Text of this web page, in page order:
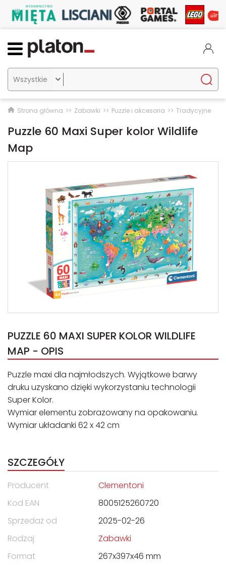

Strona główna Zabawki Puzzle i akcesoria Tradycyjne
Puzzle 60 Maxi Super kolor Wildlife
Map
PUZZLE 60 MAXI SUPER KOLOR WILDLIFE
MAP - OPIS
Puzzle maxi dla najmłodszych. Wyjątkowe barwy
druku uzyskano dzięki wykorzystaniu technologii
Super Kolor.
Wymiar elementu zobrazowany na opakowaniu.
Wymiar układanki 62 x 42 cm
SZCZEGÓŁY
Producent
Clementoni
Kod EAN
8005125260720
Sprzedaż od
2025-02-26
Rodzaj
Zabawki
Format
267x397x46 mm